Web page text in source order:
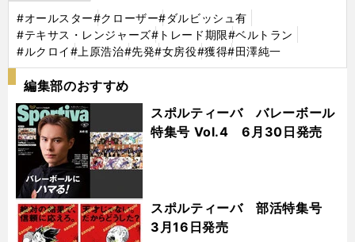
#オールスター#クローザー#ダルビッシュ有
#テキサス・レンジャーズ#トレード期限#ベルトラン
#ルクロイ#上原浩治#先発#女房役#獲得#田澤純一
編集部のおすすめ
スポルティーバ バレーボール
特集号 Vol.4 6月30日発売
スポルティーバ 部活特集号
3月16日発売